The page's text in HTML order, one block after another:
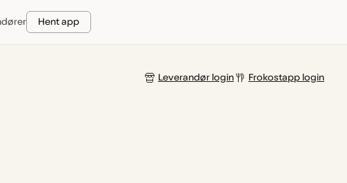
Hent app
Leverandør login Frokostapp login